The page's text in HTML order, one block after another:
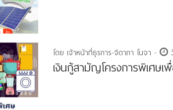
โดย เจ้าหน้าที่ธุรการ-จิดาภา โนจา -
เงินกู้สามัญโครงการพิเศษเ